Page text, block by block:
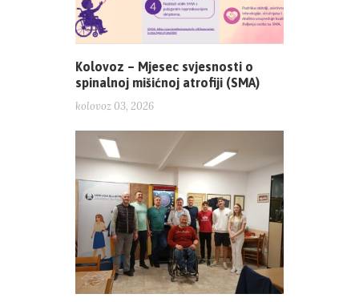
Kolovoz – Mjesec svjesnosti o
spinalnoj mišićnoj atrofiji (SMA)
kolovoz 03, 2026